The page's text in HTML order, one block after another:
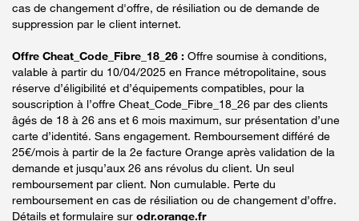
cas de changement d'offre, de résiliation ou de demande de
suppression par le client internet.
Offre Cheat_Code_Fibre_18_26 : Offre soumise à conditions,
valable à partir du 10/04/2025 en France métropolitaine, sous
réserve d’éligibilité et d’équipements compatibles, pour la
souscription à l’offre Cheat_Code_Fibre_18_26 par des clients
âgés de 18 à 26 ans et 6 mois maximum, sur présentation d’une
carte d’identité. Sans engagement. Remboursement différé de
25€/mois à partir de la 2e facture Orange après validation de la
demande et jusqu’aux 26 ans révolus du client. Un seul
remboursement par client. Non cumulable. Perte du
remboursement en cas de résiliation ou de changement d’offre.
Détails et formulaire sur odr.orange.fr